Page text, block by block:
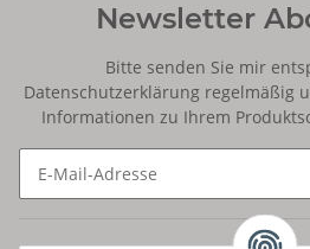
Newsletter
Bitte senden Sie mir
Datenschutzerklärung regelmäßig
Informationen zu Ihrem